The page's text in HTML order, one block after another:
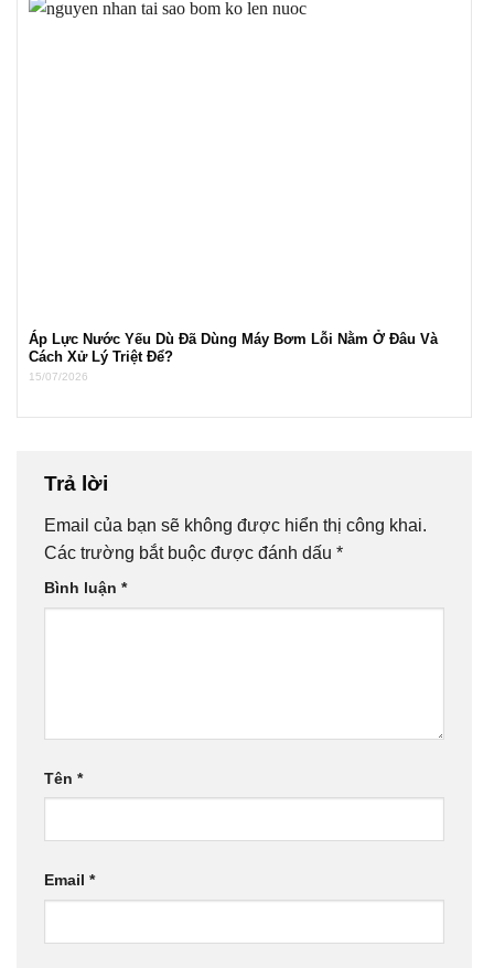
Áp Lực Nước Yếu Dù Đã Dùng Máy Bơm Lỗi Nằm Ở Đâu Và
Cách Xử Lý Triệt Để?
15/07/2026
Trả lời
Email của bạn sẽ không được hiển thị công khai.
Các trường bắt buộc được đánh dấu *
Bình luận *
Tên *
Email *